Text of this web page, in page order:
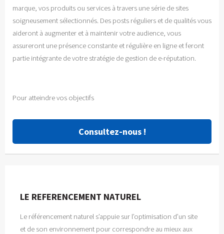
marque, vos produits ou services à travers une série de sites
soigneusement sélectionnés. Des posts réguliers et de qualités vous
aideront à augmenter et à maintenir votre audience, vous
assureront une présence constante et régulière en ligne et feront
partie intégrante de votre stratégie de gestion de e-réputation.
Pour atteindre vos objectifs
Consultez-nous !
LE REFERENCEMENT NATUREL
Le référencement naturel s’appuie sur l’optimisation d’un site
et de son environnement pour correspondre au mieux aux